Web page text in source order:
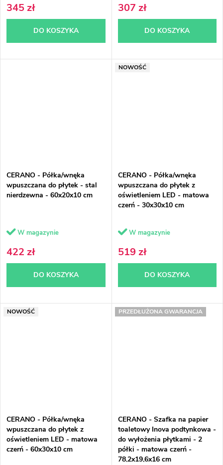
345 zł
DO KOSZYKA
307 zł
DO KOSZYKA
CERANO - Półka/wnęka
wpuszczana do płytek - stal
nierdzewna - 60x20x10 cm
W magazynie
422 zł
DO KOSZYKA
NOWOŚĆ
CERANO - Półka/wnęka
wpuszczana do płytek z
oświetleniem LED - matowa
czerń - 30x30x10 cm
W magazynie
519 zł
DO KOSZYKA
NOWOŚĆ
CERANO - Półka/wnęka
wpuszczana do płytek z
oświetleniem LED - matowa
czerń - 60x30x10 cm
PRZEDŁUŻONA GWARANCJA
CERANO - Szafka na papier
toaletowy Inova podtynkowa -
do wyłożenia płytkami - 2
półki - matowa czerń -
78,2x19,6x16 cm